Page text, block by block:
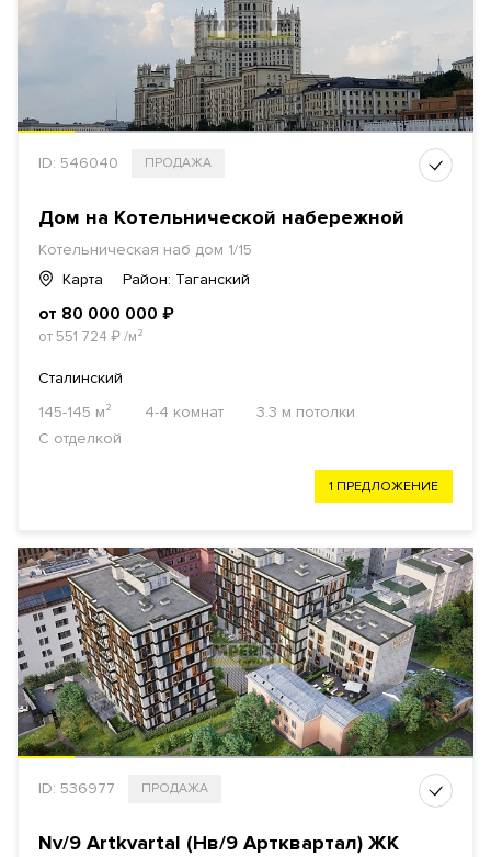
ID: 546040 ПРОДАЖА
Дом на Котельнической набережной
Котельническая наб дом 1/15
Карта
Район: Таганский
от 80 000 000 ₽
от 551 724 ₽/м²
Сталинский
145-145 м²
4-4 комнат
3.3 м потолки
С отделкой
1 ПРЕДЛОЖЕНИЕ
ID: 536977 ПРОДАЖА
Nv/9 Artkvartal (Нв/9 Артквартал) ЖК